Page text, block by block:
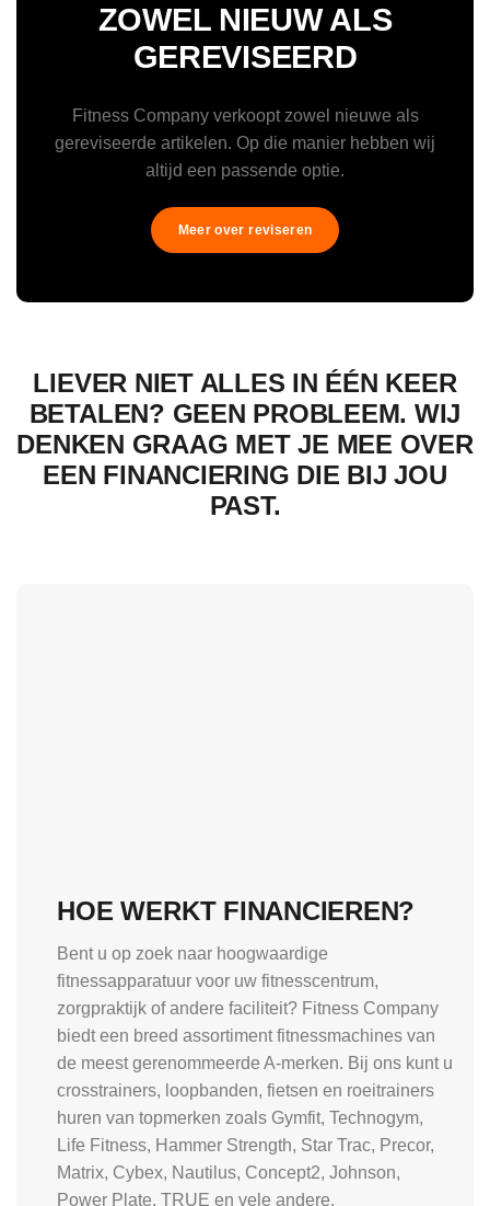
ZOWEL NIEUW ALS
GEREVISEERD
Fitness Company verkoopt zowel nieuwe als
gereviseerde artikelen. Op die manier hebben wij
altijd een passende optie.
Meer over reviseren
LIEVER NIET ALLES IN ÉÉN KEER
BETALEN? GEEN PROBLEEM. WIJ
DENKEN GRAAG MET JE MEE OVER
EEN FINANCIERING DIE BIJ JOU
PAST.
HOE WERKT FINANCIEREN?
Bent u op zoek naar hoogwaardige
fitnessapparatuur voor uw fitnesscentrum,
zorgpraktijk of andere faciliteit? Fitness Company
biedt een breed assortiment fitnessmachines van
de meest gerenommeerde A-merken. Bij ons kunt u
crosstrainers, loopbanden, fietsen en roeitrainers
huren van topmerken zoals Gymfit, Technogym,
Life Fitness, Hammer Strength, Star Trac, Precor,
Matrix, Cybex, Nautilus, Concept2, Johnson,
Power Plate, TRUE en vele andere.